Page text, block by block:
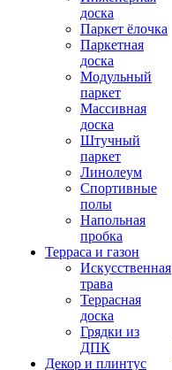
доска
Паркет ёлочка
Паркетная
доска
Модульный
паркет
Массивная
доска
Штучный
паркет
Линолеум
Спортивные
полы
Напольная
пробка
Терраса и газон
Искусственная
трава
Террасная
доска
Грядки из
ДПК
Декор и плинтус